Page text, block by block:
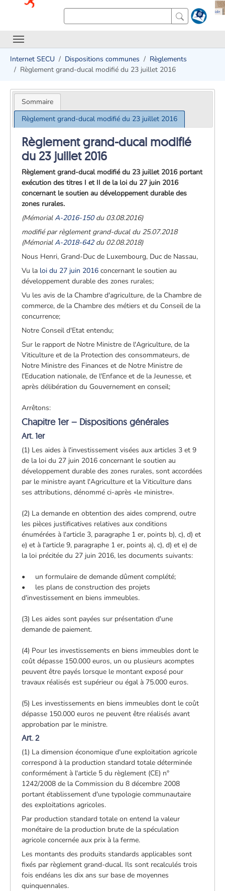
Internet SECU Dispositions communes
Règlements
Règlement grand-ducal modifié du 23 juillet 2016
Sommaire
Règlement grand-ducal modifié du 23 juillet 2016
Règlement grand-ducal modifié
du 23 juillet 2016
Règlement grand-ducal modifié du 23 juillet 2016 portant
exécution des titres I et II de la loi du 27 juin 2016
concernant le soutien au développement durable des
zones rurales.
(MémorialA-2016-150du 03.08.2016)
modifié par règlement grand-ducal du 25.07.2018
(MémorialA-2018-642du 02.08.2018)
Nous Henri, Grand-Duc de Luxembourg, Duc de Nassau,
Vu la loi du 27 juin 2016 concernant le soutien au
développement durable des zones rurales;
Vu les avis de la Chambre d'agriculture, de la Chambre de
commerce, de la Chambre des métiers et du Conseil de la
concurrence;
Notre Conseil d'Etat entendu;
Sur le rapport de Notre Ministre de l'Agriculture, de la
Viticulture et de la Protection des consommateurs, de
Notre Ministre des Finances et de Notre Ministre de
l'Education nationale, de l'Enfance et de la Jeunesse, et
après délibération du Gouvernement en conseil;
Arrêtons:
Chapitre 1er – Dispositions générales
Art. 1er
(1) Les aides à l'investissement visées aux articles 3 et 9
de la loi du 27 juin 2016 concernant le soutien au
développement durable des zones rurales, sont accordées
par le ministre ayant l'Agriculture et la Viticulture dans
ses attributions, dénommé ci-après «le ministre».
(2) La demande en obtention des aides comprend, outre
les pièces justificatives relatives aux conditions
énumérées à l'article 3, paragraphe 1 er, points b), c), d) et
e) et à l'article 9, paragraphe 1 er, points a), c), d) et e) de
la loi précitée du 27 juin 2016, les documents suivants:
• un formulaire de demande dûment complété;
• les plans de construction des projets
d'investissement en biens immeubles.
(3) Les aides sont payées sur présentation d'une
demande de paiement.
(4) Pour les investissements en biens immeubles dont le
coût dépasse 150.000 euros, un ou plusieurs acomptes
peuvent être payés lorsque le montant exposé pour
travaux réalisés est supérieur ou égal à 75.000 euros.
(5) Les investissements en biens immeubles dont le coût
dépasse 150.000 euros ne peuvent être réalisés avant
approbation par le ministre.
Art. 2
(1) La dimension économique d'une exploitation agricole
correspond à la production standard totale déterminée
conformément à l'article 5 du règlement (CE) n°
1242/2008 de la Commission du 8 décembre 2008
portant établissement d'une typologie communautaire
des exploitations agricoles.
Par production standard totale on entend la valeur
monétaire de la production brute de la spéculation
agricole concernée aux prix à la ferme.
Les montants des produits standards applicables sont
fixés par règlement grand-ducal. Ils sont recalculés trois
fois endéans les dix ans sur base de moyennes
quinquennales.